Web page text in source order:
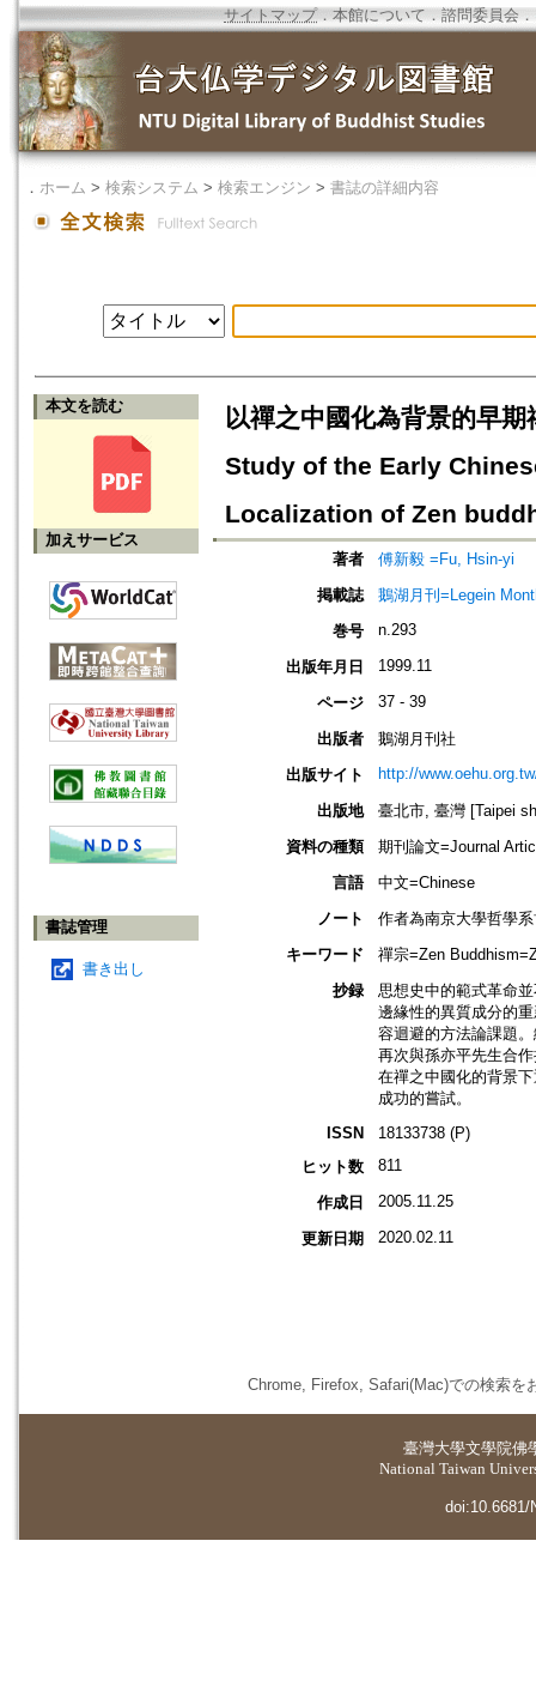
サイトマップ．本館について ． 諮問委員会 ．
． ホーム > 検索システム > 検索エンジン > 書誌の詳細内容
本文を読む
加えサービス
書誌管理
書き出し
以禪之中國化為背景的早
Study of the Early
Localization of Zen
著者
傅新毅 =Fu, Hsin-yi
掲載誌
鵝湖月刊=Legein
巻号
n.293
出版年月日 1999.11
ページ 37 - 39
出版者
鵝湖月刊社
出版サイト
http://
出版地
臺北市, 臺灣 [Taipei
資料の種類
期刊論文=Journal
言語
中文=Chinese
ノート
作者為南京大學哲學
キーワード
禪宗=Zen
抄録
思想史中的範式革命
邊緣性的異質成分的
容迴避的方法論課題
再次與孫亦平先生合
在禪之中國化的背景
成功的嘗試。
ISSN
18133738 (P)
ヒット数
811
作成日 2005.11.25
更新日期 2020.02.11
Chrome, Firefox, Safari(Mac)での検索を
臺灣大學文學院佛
National Taiwan
doi:10.6681/